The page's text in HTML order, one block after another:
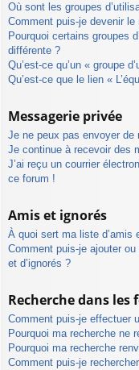
Où sont les groupes
Comment puis-je devenir le
Pourquoi certains groupes
différente ?
Qu’est-ce qu’un « groupe
Qu’est-ce que le lien «
Messagerie privée
Je ne peux pas envoyer de
Je continue à recevoir des
J’ai reçu un courrier
ce forum !
Amis et ignorés
À quoi sert ma liste d’amis
Comment puis-je ajouter
et d’ignorés ?
Recherche dans les
Comment puis-je effectuer
Pourquoi ma recherche ne
Pourquoi ma recherche
Comment puis-je